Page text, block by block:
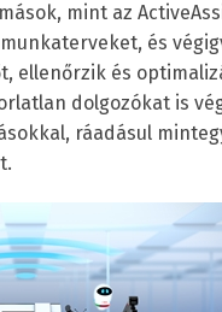
mint az
és
ellenőrzik és
dolgozókat is
ráadásul